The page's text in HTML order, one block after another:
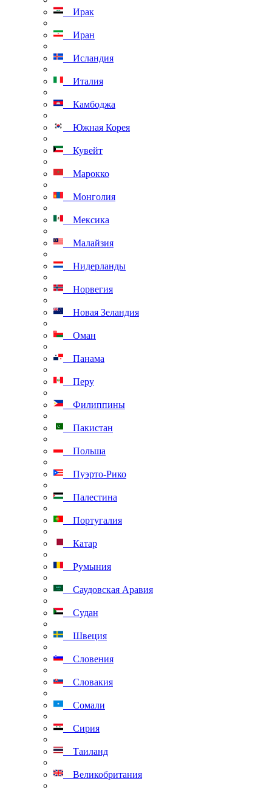
Ирак
Иран
Исландия
Италия
Камбоджа
Южная Корея
Кувейт
Марокко
Монголия
Мексика
Малайзия
Нидерланды
Норвегия
Новая Зеландия
Оман
Панама
Перу
Филиппины
Пакистан
Польша
Пуэрто-Рико
Палестина
Португалия
Катар
Румыния
Саудовская Аравия
Судан
Швеция
Словения
Словакия
Сомали
Сирия
Таиланд
Великобритания